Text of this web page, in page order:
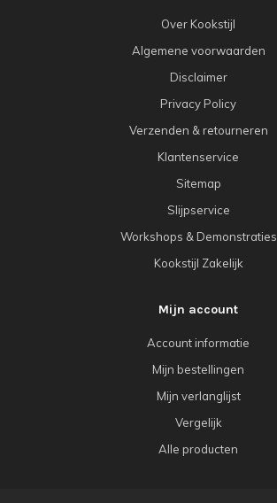
Over Kookstijl
Algemene voorwaarden
Disclaimer
Privacy Policy
Verzenden & retourneren
Klantenservice
Sitemap
Slijpservice
Workshops & Demonstraties
Kookstijl Zakelijk
Mijn account
Account informatie
Mijn bestellingen
Mijn verlanglijst
Vergelijk
Alle producten